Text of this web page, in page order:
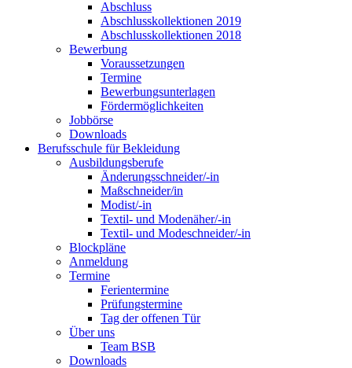
Abschluss
Abschlusskollektionen 2019
Abschlusskollektionen 2018
Bewerbung
Voraussetzungen
Termine
Bewerbungsunterlagen
Fördermöglichkeiten
Jobbörse
Downloads
Berufsschule für Bekleidung
Ausbildungsberufe
Änderungsschneider/-in
Maßschneider/in
Modist/-in
Textil- und Modenäher/-in
Textil- und Modeschneider/-in
Blockpläne
Anmeldung
Termine
Ferientermine
Prüfungstermine
Tag der offenen Tür
Über uns
Team BSB
Downloads